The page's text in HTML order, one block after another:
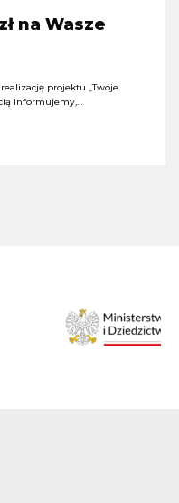
na Wasze
realizację projektu „Twoje
informujemy,…